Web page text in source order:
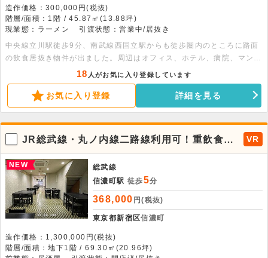
造作価格：300,000円(税抜)
階層/面積：1階 / 45.87㎡(13.88坪)
現業態：ラーメン
引渡状態：営業中/居抜き
中央線立川駅徒歩9分、南武線西国立駅からも徒歩圏内のところに路面
の飲食居抜き物件が出ました。周辺はオフィス、ホテル、病院、マンシ
ョンなどがあり、また住宅街も近くにあるため、昼夜問わず様々なお客
様の来店が期待できます。厨房には縦型冷凍冷蔵庫、冷蔵コールドテー
ブル、ガステーブル、2槽シンクがあり、外部には後ろまで伸びたダク
トと埋設型のグリストラップも残った状態でのお引渡しとなりますの
で、居抜きを生かしてすぐの開店も可能です。なかなか出ないエリアの
物件となりますので、まずはお気軽にお問い合わせください。
18 人がお気に入り登録しています
お気に入り登録 詳細を見る
JR総武線・丸ノ内線二路線利用可！重飲食可
能物件。
VR
NEW
総武線
信濃町駅 徒歩5分
368,000 円(税抜)
東京都新宿区信濃町
造作価格：1,300,000円(税抜)
階層/面積：地下1階 / 69.30㎡(20.96坪)